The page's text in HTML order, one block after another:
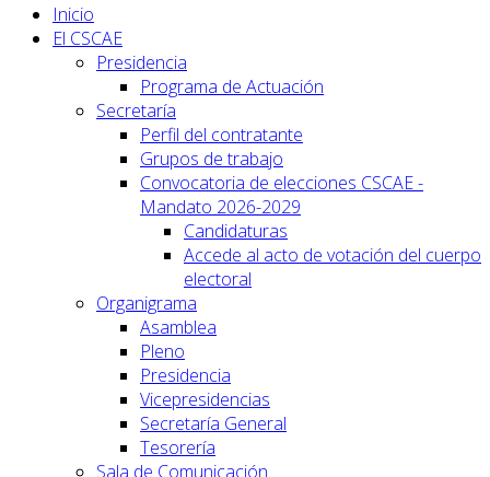
Inicio
El CSCAE
Presidencia
Programa de Actuación
Secretaría
Perfil del contratante
Grupos de trabajo
Convocatoria de elecciones CSCAE -
Mandato 2026-2029
Candidaturas
Accede al acto de votación del cuerpo
electoral
Organigrama
Asamblea
Pleno
Presidencia
Vicepresidencias
Secretaría General
Tesorería
Sala de Comunicación